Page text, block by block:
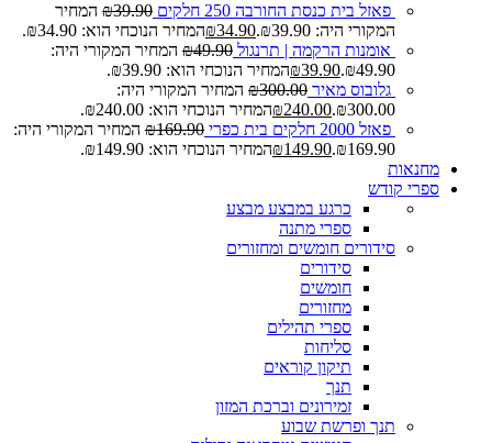
פאזל בית כנסת החורבה 250 חלקים ₪39.90
המחיר
המקורי היה: ₪39.90.
₪34.90
המחיר הנוכחי הוא: ₪34.90.
אומנות הרקמה | תרנגול
₪49.90
המחיר המקורי היה:
₪49.90.
₪39.90
המחיר הנוכחי הוא: ₪39.90.
גלובוס מאיר
₪300.00
המחיר המקורי היה:
₪300.00.
₪240.00
המחיר הנוכחי הוא: ₪240.00.
פאזל 2000 חלקים בית כפרי
₪169.90
המחיר המקורי היה:
₪169.90.
₪149.90
המחיר הנוכחי הוא: ₪149.90.
מחנאות
ספרי קודש
כרגע במבצע מבצע
ספרי מתנה
סידורים חומשים ומחזורים
סידורים
חומשים
מחזורים
ספרי תהילים
סליחות
תיקון קוראים
תנך
זמירונים וברכת המזון
תנך ופרשת שבוע